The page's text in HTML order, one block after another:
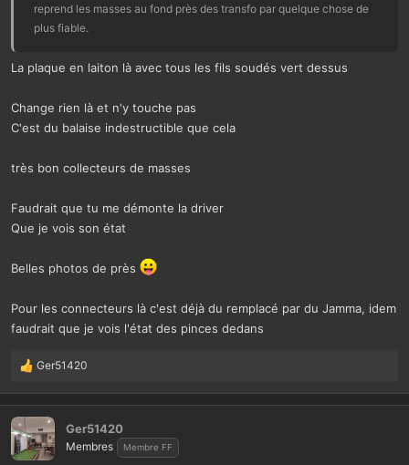
reprend les masses au fond près des transfo par quelque chose de
plus fiable.
La plaque en laiton là avec tous les fils soudés vert dessus
Change rien là et n'y touche pas
C'est du balaise indestructible que cela
très bon collecteurs de masses
Faudrait que tu me démonte la driver
Que je vois son état
Belles photos de près
Pour les connecteurs là c'est déjà du remplacé par du Jamma, idem
faudrait que je vois l'état des pinces dedans
L
s
r
é
a
Ger51420
Ger51420
Membres Membre FF